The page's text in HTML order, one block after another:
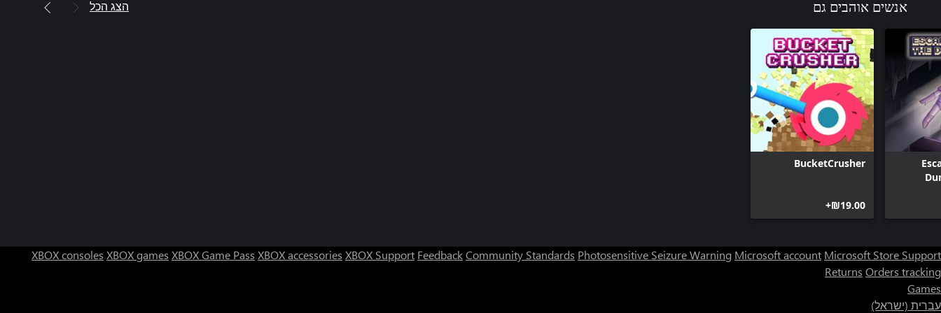
אנשים אוהבים גם הצג הכל
BucketCrusher
‪₪‎19.00‬+
XBOX consoles XBOX games XBOX Game Pass XBOX accessories XBOX Support FeedbackCommunity Standards Photosensitive Seizure Warning Microsoft account Microsoft Store Support
Returns Orders tracking
Games
עברית (ישראל)